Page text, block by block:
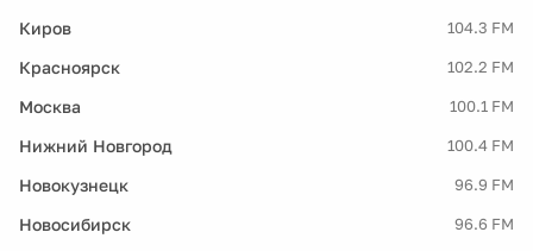
Киров 104.3 FM
Красноярск 102.2 FM
Москва 100.1 FM
Нижний Новгород 100.4 FM
Новокузнецк 96.9 FM
Новосибирск 96.6 FM